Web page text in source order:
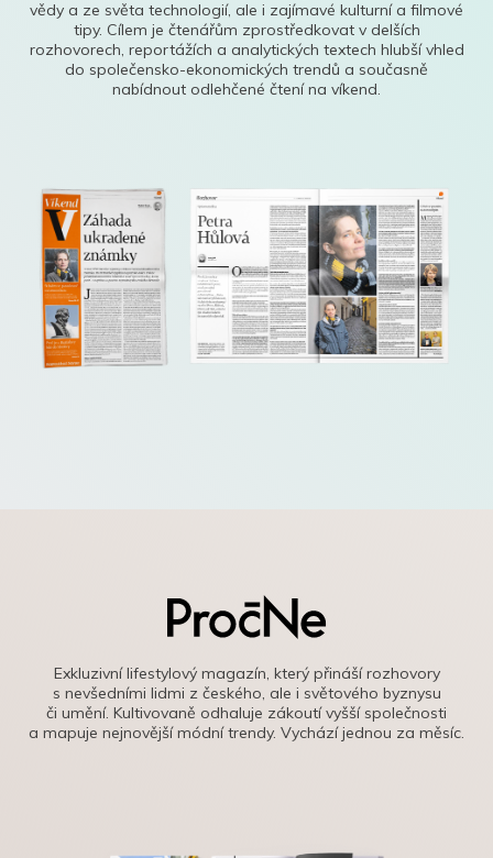
vědy a ze světa technologií, ale i zajímavé kulturní a filmové
tipy. Cílem je čtenářům zprostředkovat v delších
rozhovorech, reportážích a analytických textech hlubší vhled
do společensko-ekonomických trendů a současně
nabídnout odlehčené čtení na víkend.
Exkluzivní lifestylový magazín, který přináší rozhovory
s nevšedními lidmi z českého, ale i světového byznysu
či umění. Kultivovaně odhaluje zákoutí vyšší společnosti
a mapuje nejnovější módní trendy. Vychází jednou za měsíc.